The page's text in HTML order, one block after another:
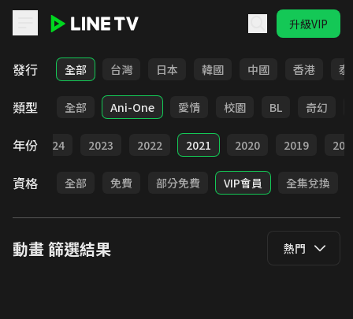
升級VIP
LINE TV - 動畫
發行 全部 台灣 日本 韓國 中國 香港 泰
類型 全部 Ani-One 愛情 校園 BL 奇幻
年份 2024 2023 2022 2021 2020 2019
資格 全部 免費 部分免費 VIP會員 全集兌換
動畫篩選結果 熱門